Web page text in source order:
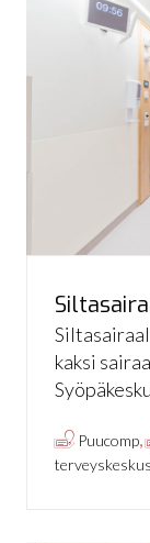
kaksi
Puucomp,